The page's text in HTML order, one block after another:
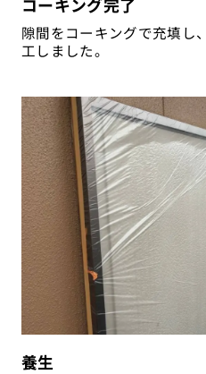
コーキング完了
隙間をコーキングで充填し
工しました。
養生